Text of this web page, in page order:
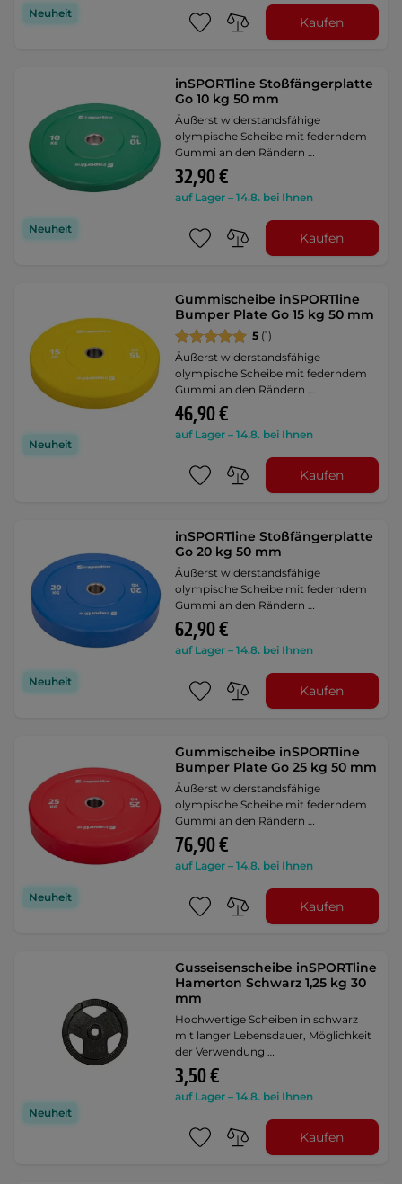
Neuheit
Kaufen
Neuheit
inSPORTline Stoßfängerplatte
Go 10 kg 50 mm
Äußerst widerstandsfähige
olympische Scheibe mit federndem
Gummi an den Rändern …
32,90 €
auf Lager – 14.8. bei Ihnen
Kaufen
Neuheit
Gummischeibe inSPORTline
Bumper Plate Go 15 kg 50 mm
5 (1)
Äußerst widerstandsfähige
olympische Scheibe mit federndem
Gummi an den Rändern …
46,90 €
auf Lager – 14.8. bei Ihnen
Kaufen
Neuheit
inSPORTline Stoßfängerplatte
Go 20 kg 50 mm
Äußerst widerstandsfähige
olympische Scheibe mit federndem
Gummi an den Rändern …
62,90 €
auf Lager – 14.8. bei Ihnen
Kaufen
Neuheit
Gummischeibe inSPORTline
Bumper Plate Go 25 kg 50 mm
Äußerst widerstandsfähige
olympische Scheibe mit federndem
Gummi an den Rändern …
76,90 €
auf Lager – 14.8. bei Ihnen
Kaufen
Neuheit
Gusseisenscheibe inSPORTline
Hamerton Schwarz 1,25 kg 30
mm
Hochwertige Scheiben in schwarz
mit langer Lebensdauer, Möglichkeit
der Verwendung …
3,50 €
auf Lager – 14.8. bei Ihnen
Kaufen